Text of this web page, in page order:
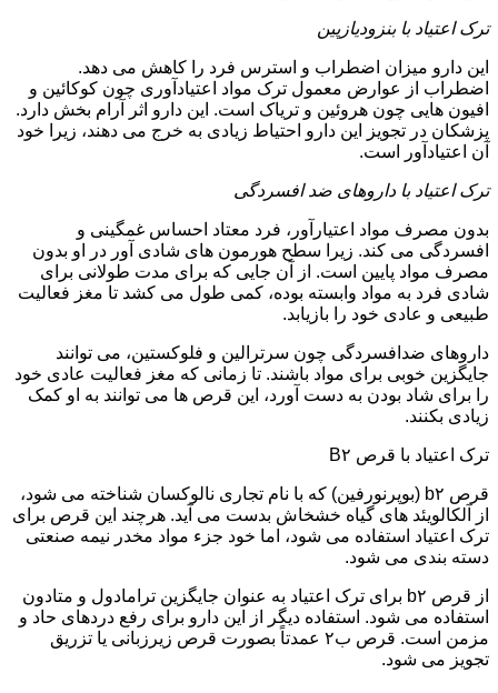
ترک اعتیاد با بنزودیازپین
این دارو میزان اضطراب و استرس فرد را کاهش می دهد.
اضطراب از عوارض معمول ترک مواد اعتیادآوری چون کوکائین و
افیون هایی چون هروئین و تریاک است. این دارو اثر آرام بخش دارد.
پزشکان در تجویز این دارو احتیاط زیادی به خرج می دهند، زیرا خود
آن اعتیادآور است.
ترک اعتیاد با داروهای ضد افسردگی
بدون مصرف مواد اعتیارآور، فرد معتاد احساس غمگینی و
افسردگی می کند. زیرا سطح هورمون های شادی آور در او بدون
مصرف مواد پایین است. از آن جایی که برای مدت طولانی برای
شادی فرد به مواد وابسته بوده، کمی طول می کشد تا مغز فعالیت
طبیعی و عادی خود را بازیابد.
داروهای ضدافسردگی چون سرترالین و فلوکستین، می توانند
جایگزین خوبی برای مواد باشند. تا زمانی که مغز فعالیت عادی خود
را برای شاد بودن به دست آورد، این قرص ها می توانند به او کمک
زیادی بکنند.
ترک اعتیاد با قرص B۲
قرص b۲ (بوپرنورفین) که با نام تجاری نالوکسان شناخته می شود،
از آلکالویئد های گیاه خشخاش بدست می آید. هرچند این قرص برای
ترک اعتیاد استفاده می شود، اما خود جزء مواد مخدر نیمه صنعتی
دسته بندی می شود.
از قرص b۲ برای ترک اعتیاد به عنوان جایگزین ترامادول و متادون
استفاده می شود. استفاده دیگر از این دارو برای رفع دردهای حاد و
مزمن است. قرص ب۲ عمدتاً بصورت قرص زیرزبانی یا تزریق
تجویز می شود.